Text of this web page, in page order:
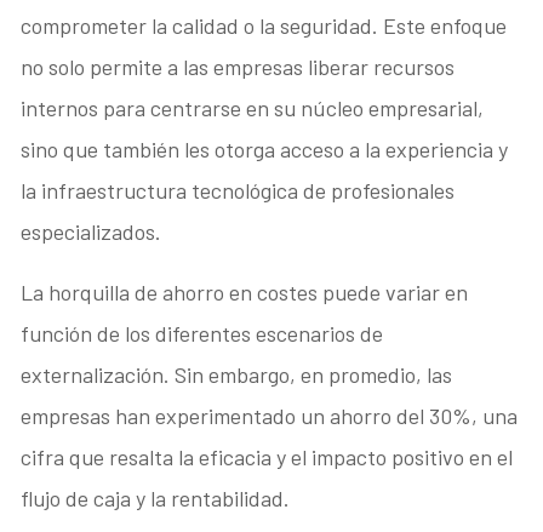
comprometer la calidad o la seguridad. Este enfoque
no solo permite a las empresas liberar recursos
internos para centrarse en su núcleo empresarial,
sino que también les otorga acceso a la experiencia y
la infraestructura tecnológica de profesionales
especializados.
La horquilla de ahorro en costes puede variar en
función de los diferentes escenarios de
externalización. Sin embargo, en promedio, las
empresas han experimentado un ahorro del 30%, una
cifra que resalta la eficacia y el impacto positivo en el
flujo de caja y la rentabilidad.